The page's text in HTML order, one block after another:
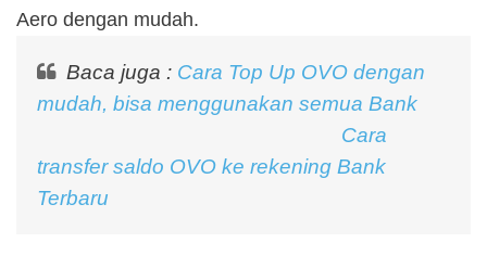
Aero dengan mudah.
Baca juga : Cara Top Up OVO dengan
mudah, bisa menggunakan semua Bank
Cara
transfer saldo OVO ke rekening Bank
Terbaru